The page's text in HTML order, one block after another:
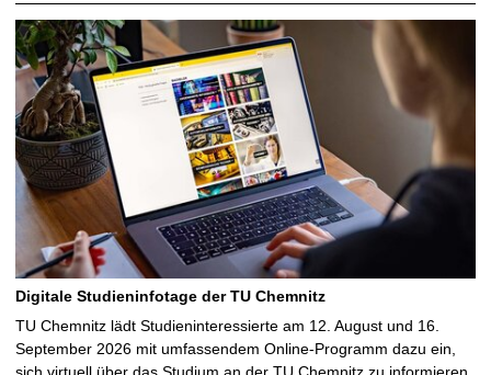
Digitale Studieninfotage der TU Chemnitz
TU Chemnitz lädt Studieninteressierte am 12. August und 16.
September 2026 mit umfassendem Online-Programm dazu ein,